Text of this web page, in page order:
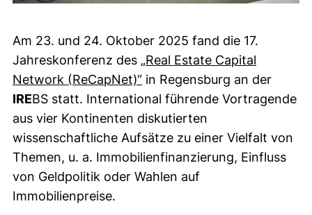
Am 23. und 24. Oktober 2025 fand die 17.
Jahreskonferenz des „Real Estate Capital
Network (ReCapNet)“(externer Link, öffnet neues
in Regensburg an der
IREBS statt. International führende Vortragende
aus vier Kontinenten diskutierten
wissenschaftliche Aufsätze zu einer Vielfalt von
Themen, u. a. Immobilienfinanzierung, Einfluss
von Geldpolitik oder Wahlen auf
Immobilienpreise.